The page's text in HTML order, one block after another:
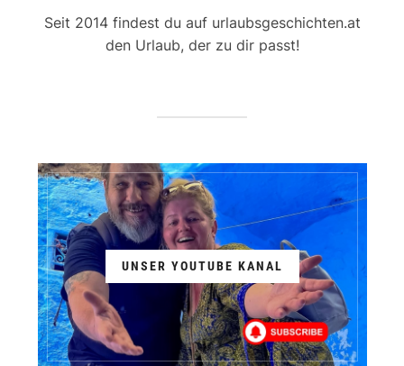
Seit 2014 findest du auf urlaubsgeschichten.at
den Urlaub, der zu dir passt!
UNSER YOUTUBE KANAL